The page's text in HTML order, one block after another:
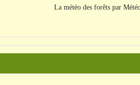
La météo des forêts par